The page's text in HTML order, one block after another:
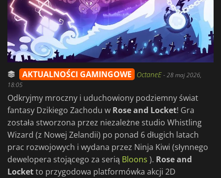
AKTUALNOŚCI GAMINGOWE OctaneE-28 maj 2026,
18:05
Odkryjmy mroczny i uduchowiony podziemny świat
fantasy Dzikiego Zachodu w Rose and Locket! Gra
została stworzona przez niezależne studio Whistling
Wizard (z Nowej Zelandii) po ponad 6 długich latach
prac rozwojowych i wydana przez Ninja Kiwi (słynnego
dewelopera stojącego za serią Bloons ). Rose and
Locketto przygodowa platformówka akcji 2D